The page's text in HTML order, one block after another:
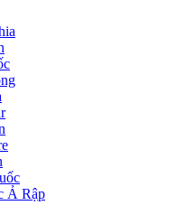
Ả Rập